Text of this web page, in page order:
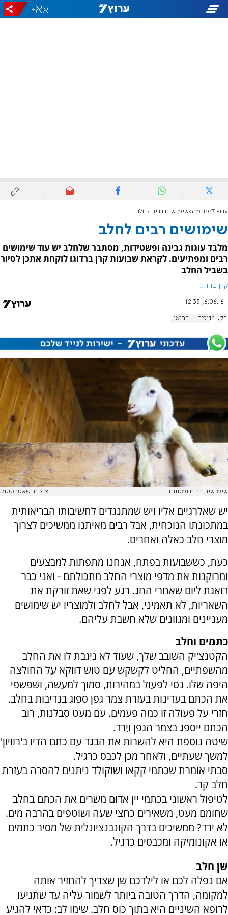
-
+
ערוץ 7 פנימה שימושים רבים לחלב
שימושים רבים לחלב
מלבד עוגות גבינה ופשטידות, מסתבר שלחלב יש עוד שימושים
רבים ומפתיעים. לקראת שבועות קרן ברדוגו לוקחת אתכן לסיור
בשביל החלב
קרן ברדוגו
6.06.16, 12:35
חלב פנימה - בריאות
שימושים רבים ומגוונים צילום: שאטרסטוק
יש שאלרגיים אליו ויש שמתנגדים לחשיבותו הבריאותית
במתכונתו הנוכחית, אבל רבים מאיתנו ממשיכים לצרוך
מוצרי חלב כאלה ואחרים.
כעת, כששבועות בפתח, אנחנו מתפתות למבצעים
ומרוקנות את מדפי מוצרי החלב מתכולתם - ואני כבר
דואגת ליום שאחרי החג. רגע לפני שאת זורקת את
השאריות, לא תאמיני, אבל לחלב ולמוצריו יש שימושים
מעניינים ומגוונים שלא חשבת עליהם.
כתמים וחלב
הקטנצ'יק השובב שלך, שעוד לא ניגבת לו את החלב
מהשפתיים, החליט לקשקש עם טוש דווקא על החולצה
היפה שלו. נסי לפעול במהירות, סמוך למעשה, ושפשפי
את הכתם בעדינות בעזרת צמר גפן ספוג בנדיבות בחלב.
חזרי על פעולה זו כמה פעמים. עם מעט סבלנות, רוב
הכתם ייספג בצמר הגפן ויֵרד.
שיטה נוספת היא להשרות את הבגד עם כתם הדיו ב'רוויון'
למשך שעתיים, ולאחר מכן לכבס כרגיל.
סבתי אומרת שכתמי קקאו ושוקולד ניתנים להסרה בעזרת
חלב קר.
לטיפול ראשוני בכתמי יין אדום משרים את הכתם בחלב
שחומם מעט, משאירים כחצי שעה ושוטפים בהרבה מים.
לא ירד? ממשיכים בדרך הקונבנציונלית של מסיר כתמים
או אקונומיקה ומכבסים כרגיל.
שן חלב
אם נפלה לכם או לילדכם שן שצריך להחזיר אותה
למקומה, הדרך הטובה ביותר לשמור עליה עד שתגיעו
לרופא השיניים היא בתוך כוס חלב. שימו לב: כדאי להגיע